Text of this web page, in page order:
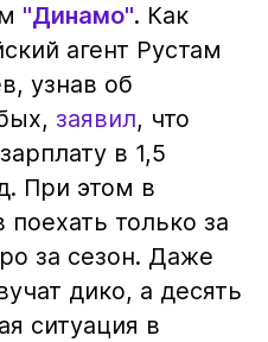
"Динамо". Как
агент Рустам
узнав об
заявил, что
в 1,5
При этом в
только за
за сезон. Даже
дико, а десять
ситуация в